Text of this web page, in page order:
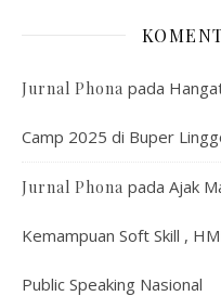
Jurnal Phona pada
Camp 2025 di Buper
Jurnal Phona pada Ajak
Kemampuan Soft Skill ,
Public Speaking Nasional